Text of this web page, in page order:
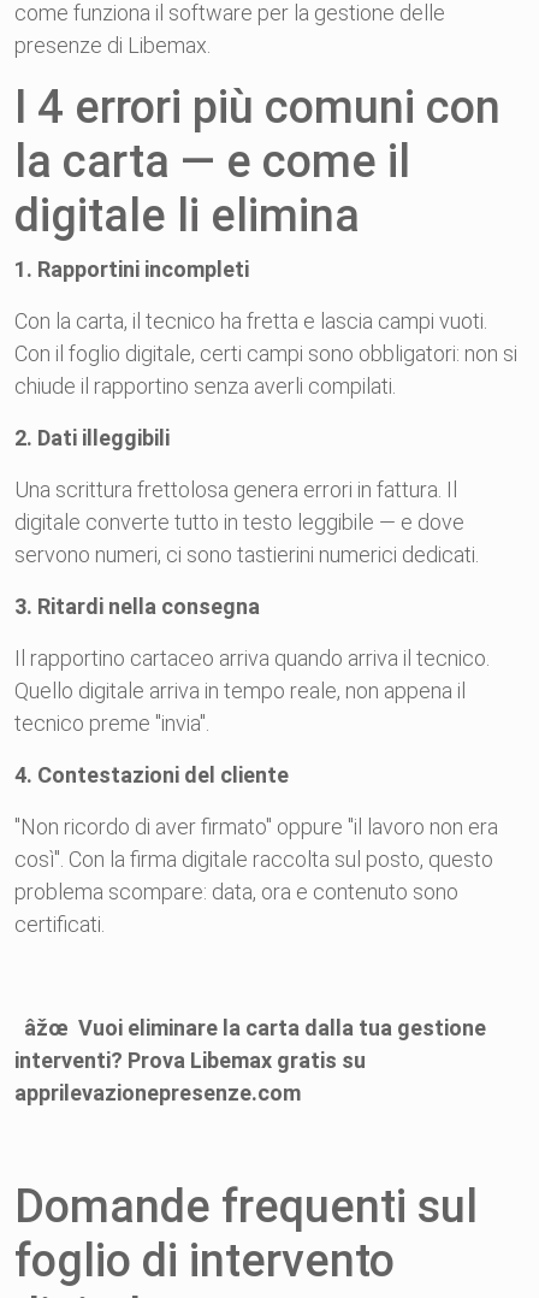
come funziona il software per la gestione delle
presenze di Libemax.
I 4 errori più comuni con
la carta — e come il
digitale li elimina
1. Rapportini incompleti
Con la carta, il tecnico ha fretta e lascia campi vuoti.
Con il foglio digitale, certi campi sono obbligatori: non si
chiude il rapportino senza averli compilati.
2. Dati illeggibili
Una scrittura frettolosa genera errori in fattura. Il
digitale converte tutto in testo leggibile — e dove
servono numeri, ci sono tastierini numerici dedicati.
3. Ritardi nella consegna
Il rapportino cartaceo arriva quando arriva il tecnico.
Quello digitale arriva in tempo reale, non appena il
tecnico preme "invia".
4. Contestazioni del cliente
"Non ricordo di aver firmato" oppure "il lavoro non era
così". Con la firma digitale raccolta sul posto, questo
problema scompare: data, ora e contenuto sono
certificati.
âžœ Vuoi eliminare la carta dalla tua gestione
interventi? Prova Libemax gratis su
apprilevazionepresenze.com
Domande frequenti sul
foglio di intervento